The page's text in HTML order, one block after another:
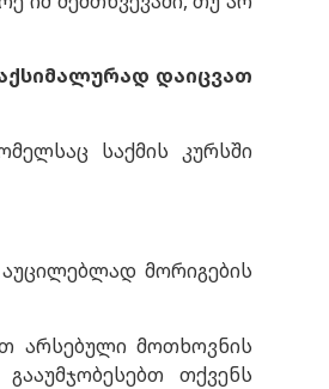
დაიცვათ
საქმის კურსში
მორიგების
არსებული მოთხოვნის
თქვენს